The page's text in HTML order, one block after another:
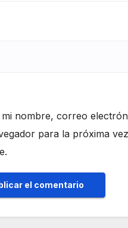
mi nombre, correo
para la próxima